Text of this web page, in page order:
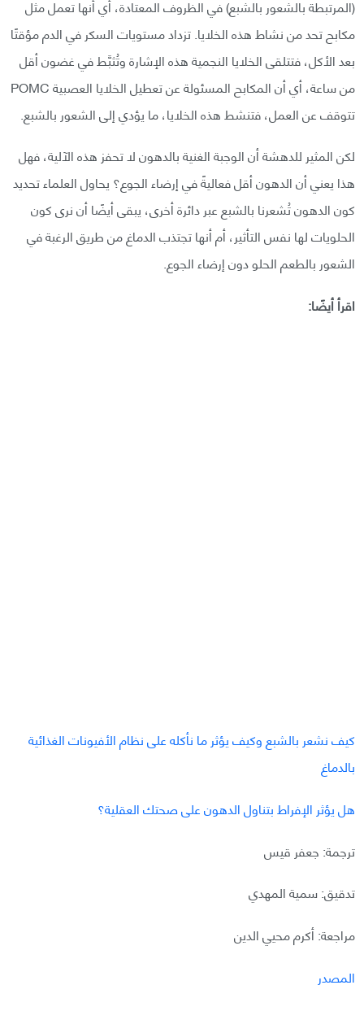
(المرتبطة بالشعور بالشبع) في الظروف المعتادة، أي أنها تعمل مثل
مكابح تحد من نشاط هذه الخلايا. تزداد مستويات السكر في الدم مؤقتًا
بعد الأكل، فتتلقى الخلايا النجمية هذه الإشارة وتُثبَّط في غضون أقل
من ساعة، أي أن المكابح المسئولة عن تعطيل الخلايا العصبية POMC
تتوقف عن العمل، فتنشط هذه الخلايا، ما يؤدي إلى الشعور بالشبع.
لكن المثير للدهشة أن الوجبة الغنية بالدهون لا تحفز هذه الآلية، فهل
هذا يعني أن الدهون أقل فعاليةً في إرضاء الجوع؟ يحاول العلماء تحديد
كون الدهون تُشعرنا بالشبع عبر دائرة أخرى، يبقى أيضًا أن نرى كون
الحلويات لها نفس التأثير، أم أنها تجتذب الدماغ من طريق الرغبة في
الشعور بالطعم الحلو دون إرضاء الجوع.
اقرأ أيضًا:
كيف نشعر بالشبع وكيف يؤثر ما نأكله على نظام الأفيونات الغذائية
بالدماغ
هل يؤثر الإفراط بتناول الدهون على صحتك العقلية؟
ترجمة: جعفر قيس
تدقيق: سمية المهدي
مراجعة: أكرم محيي الدين
المصدر